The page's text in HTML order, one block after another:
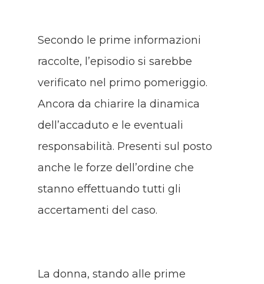
Secondo le prime informazioni
raccolte, l’episodio si sarebbe
verificato nel primo pomeriggio.
Ancora da chiarire la dinamica
dell’accaduto e le eventuali
responsabilità. Presenti sul posto
anche le forze dell’ordine che
stanno effettuando tutti gli
accertamenti del caso.
La donna, stando alle prime